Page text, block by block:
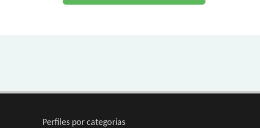
Perfiles por categorias